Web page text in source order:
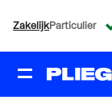
ZakelijkParticulier